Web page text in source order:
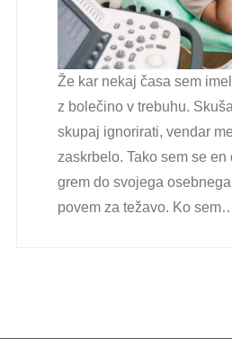
Že kar nekaj časa sem
z bolečino v trebuhu.
skupaj ignorirati, vendar
zaskrbelo. Tako sem se
grem do svojega
povem za težavo. Ko